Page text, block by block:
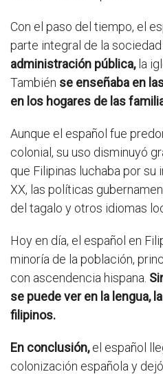
Con el paso del tiempo, el
parte integral de la sociedad
administración pública,la
También se enseñaba en
en los hogares de las
Aunque el español fue
colonial, su uso disminuyó
que Filipinas luchaba por su
XX, las políticas
del tagalo y otros idiomas
Hoy en día, el español en
minoría de la población,
con ascendencia hispana.
se puede ver en la lengua,
filipinos.
En conclusión,el español
colonización española y